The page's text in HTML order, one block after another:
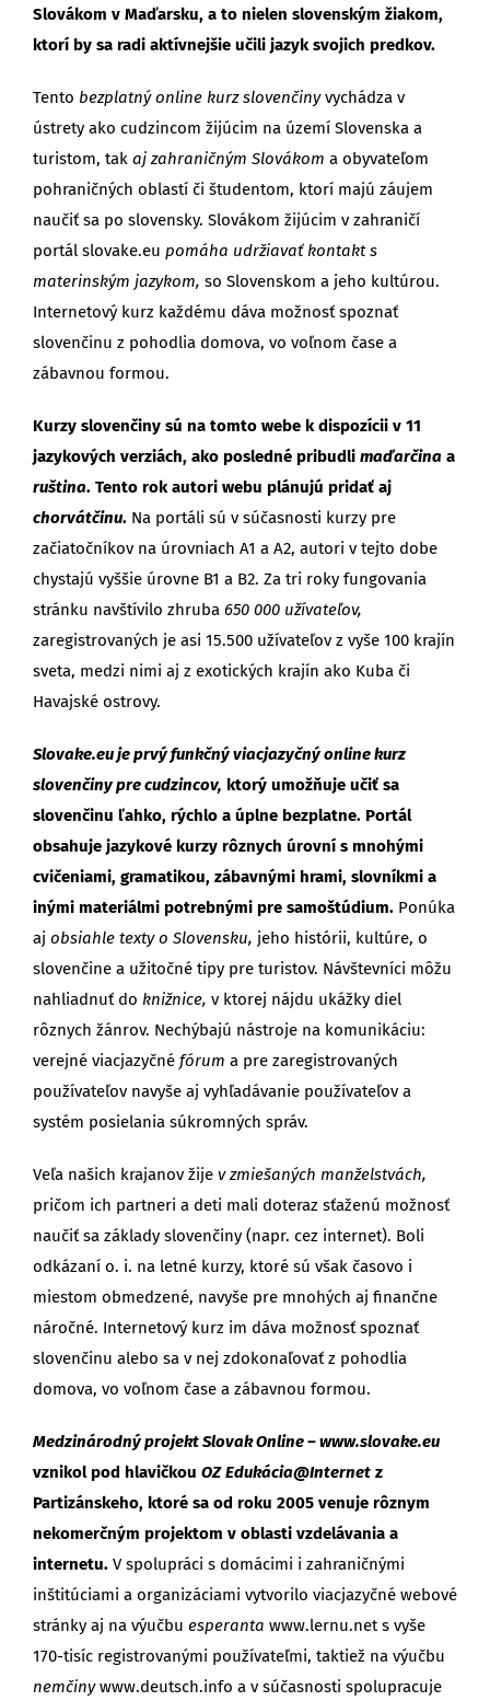
Slovákom v Maďarsku, a to nielen slovenským žiakom,
ktorí by sa radi aktívnejšie učili jazyk svojich predkov.
Tento bezplatný online kurz slovenčinyvychádza v
ústrety ako cudzincom žijúcim na území Slovenska a
turistom, tak aj zahraničným Slovákom a obyvateľom
pohraničných oblastí či študentom, ktorí majú záujem
naučiť sa po slovensky. Slovákom žijúcim v zahraničí
portál slovake.eu pomáha udržiavať kontakt s
materinským jazykom, so Slovenskom a jeho kultúrou.
Internetový kurz každému dáva možnosť spoznať
slovenčinu z pohodlia domova, vo voľnom čase a
zábavnou formou.
Kurzy slovenčiny sú na tomto webe k dispozícii v 11
jazykových verziách, ako posledné pribudli maďarčina a
ruština. Tento rok autori webu plánujú pridať aj
chorvátčinu. Na portáli sú v súčasnosti kurzy pre
začiatočníkov na úrovniach A1 a A2, autori v tejto dobe
chystajú vyššie úrovne B1 a B2. Za tri roky fungovania
stránku navštívilo zhruba 650 000 užívateľov,
zaregistrovaných je asi 15.500 užívateľov z vyše 100 krajín
sveta, medzi nimi aj z exotických krajín ako Kuba či
Havajské ostrovy.
Slovake.eu je prvý funkčný viacjazyčný online kurz
slovenčiny pre cudzincov, ktorý umožňuje učiť sa
slovenčinu ľahko, rýchlo a úplne bezplatne. Portál
obsahuje jazykové kurzy rôznych úrovní s mnohými
cvičeniami, gramatikou, zábavnými hrami, slovníkmi a
inými materiálmi potrebnými pre samoštúdium. Ponúka
aj obsiahle texty o Slovensku, jeho histórii, kultúre, o
slovenčine a užitočné tipy pre turistov. Návštevníci môžu
nahliadnuť do knižnice, v ktorej nájdu ukážky diel
rôznych žánrov. Nechýbajú nástroje na komunikáciu:
verejné viacjazyčné fórum a pre zaregistrovaných
používateľov navyše aj vyhľadávanie používateľov a
systém posielania súkromných správ.
Veľa našich krajanov žije v zmiešaných manželstvách,
pričom ich partneri a deti mali doteraz sťaženú možnosť
naučiť sa základy slovenčiny (napr. cez internet). Boli
odkázaní o. i. na letné kurzy, ktoré sú však časovo i
miestom obmedzené, navyše pre mnohých aj finančne
náročné. Internetový kurz im dáva možnosť spoznať
slovenčinu alebo sa v nej zdokonaľovať z pohodlia
domova, vo voľnom čase a zábavnou formou.
Medzinárodný projekt Slovak Online – www.slovake.eu
vznikol pod hlavičkou OZ Edukácia@Internet z
Partizánskeho, ktoré sa od roku 2005 venuje rôznym
nekomerčným projektom v oblasti vzdelávania a
internetu. V spolupráci s domácimi i zahraničnými
inštitúciami a organizáciami vytvorilo viacjazyčné webové
stránky aj na výučbu esperanta www.lernu.net s vyše
170-tisíc registrovanými používateľmi, taktiež na výučbu
nemčinywww.deutsch.info a v súčasnosti spolupracuje